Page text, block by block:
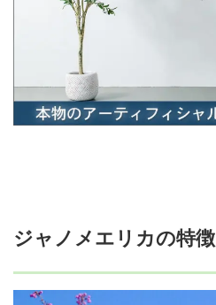
ジャノメエリカの特徴